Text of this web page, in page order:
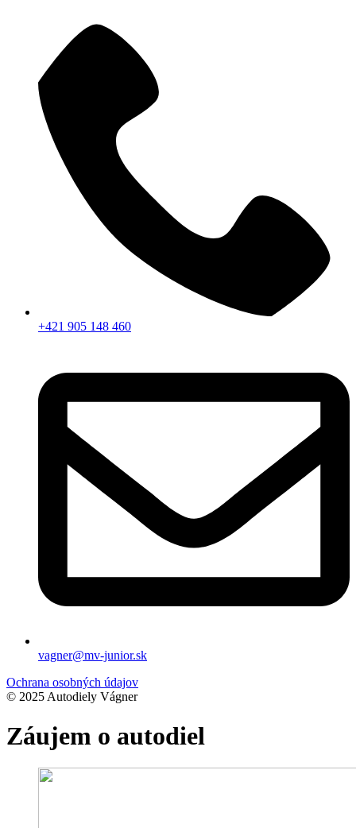
+421 905 148 460
vagner@mv-junior.sk
Ochrana osobných údajov
© 2025 Autodiely Vágner
Záujem o autodiel